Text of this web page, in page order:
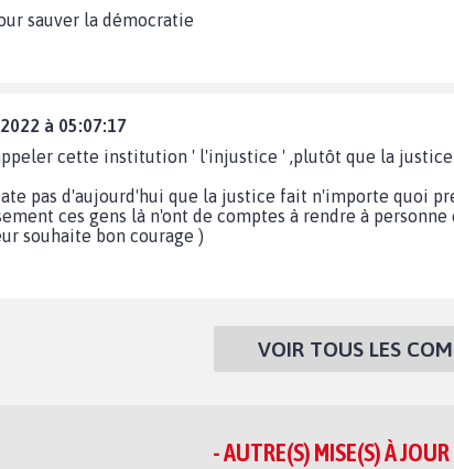
sauver la démocratie
à 05:07:17
cette institution ' l'injustice ' ,plutôt que la justice
pas d'aujourd'hui que la justice fait n'importe quoi
ces gens là n'ont de comptes à rendre à
souhaite bon courage )
VOIR TOUS LES
- AUTRE(S) MISE(S) À